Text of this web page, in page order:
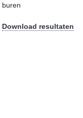
buren
Download resultaten